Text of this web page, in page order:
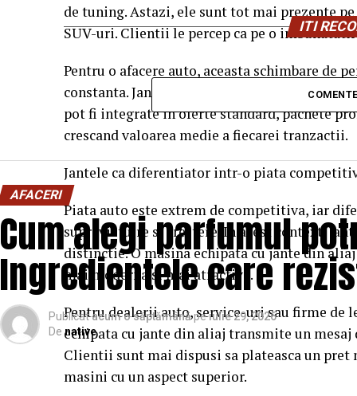
de tuning. Astazi, ele sunt tot mai prezente
SUV-uri. Clientii le percep ca pe o
Pentru o afacere auto, aceasta schimbare de
constanta. Jantele din aliaj nu mai sunt o
pot fi integrate in oferte standard, pachete
crescand valoarea medie a fiecarei tranzactii.
Jantele ca diferentiator intr-o piata
Piata auto este extrem de competitiva, iar
supravietuire si crestere. In acest context,
distinctie. O masina echipata cu jante din
mai moderna si mai atractiva.
Pentru dealerii auto, service-uri sau firme de
echipata cu jante din aliaj transmite un
Clientii sunt mai dispusi sa plateasca un pret
masini cu un aspect superior.
ITI
AFACERI
Cum alegi parfumul
Ingredientele care
Publicat acum o săptămână pe iulie 29, 2026
De native